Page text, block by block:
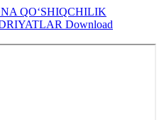
QO‘SHIQCHILIK
Download